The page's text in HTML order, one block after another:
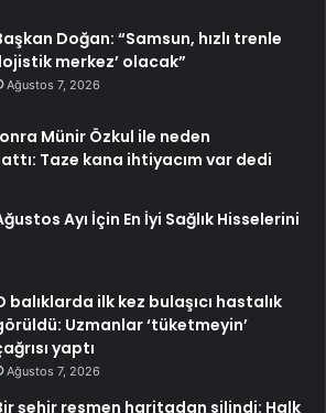
Doğan: “Samsun, hızlı trenle
merkez’ olacak”
Ağustos 7, 2026
Münir Özkul ile neden
Taze kana ihtiyacım var dedi
Ayı İçin En İyi Sağlık Hisselerini
balıklarda ilk kez bulaşıcı hastalık
Uzmanlar ‘tüketmeyin’
yaptı
Ağustos 7, 2026
şehir resmen haritadan silindi: Halk